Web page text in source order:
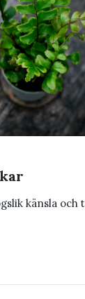
känsla och